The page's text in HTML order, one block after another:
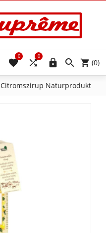
 (0)


0

0
Citromszirup Naturprodukt